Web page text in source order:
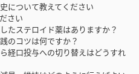
ついて教えてください
さい
ステロイド薬はありますか？
コツは何ですか？
口投与への切り替えはどうすれ